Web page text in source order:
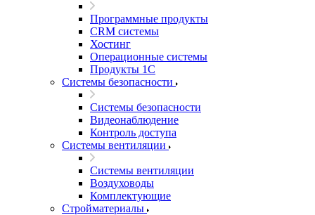
Программные продукты
CRM системы
Хостинг
Операционные системы
Продукты 1С
Системы безопасности
Системы безопасности
Видеонаблюдение
Контроль доступа
Системы вентиляции
Системы вентиляции
Воздуховоды
Комплектующие
Стройматериалы